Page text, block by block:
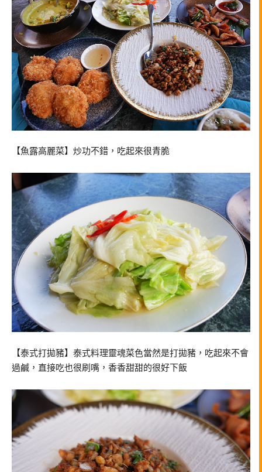
【魚露高麗菜】炒功不錯，吃起來很青脆
【泰式打拋豬】泰式料理靈魂菜色當然是打拋豬，吃起來不會
過鹹，直接吃也很刷嘴，香香甜甜的很好下飯